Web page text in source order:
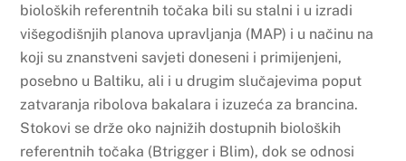
bioloških referentnih točaka bili su stalni i u izradi
višegodišnjih planova upravljanja (MAP) i u načinu na
koji su znanstveni savjeti doneseni i primijenjeni,
posebno u Baltiku, ali i u drugim slučajevima poput
zatvaranja ribolova bakalara i izuzeća za brancina.
Stokovi se drže oko najnižih dostupnih bioloških
referentnih točaka (Btrigger i Blim), dok se odnosi